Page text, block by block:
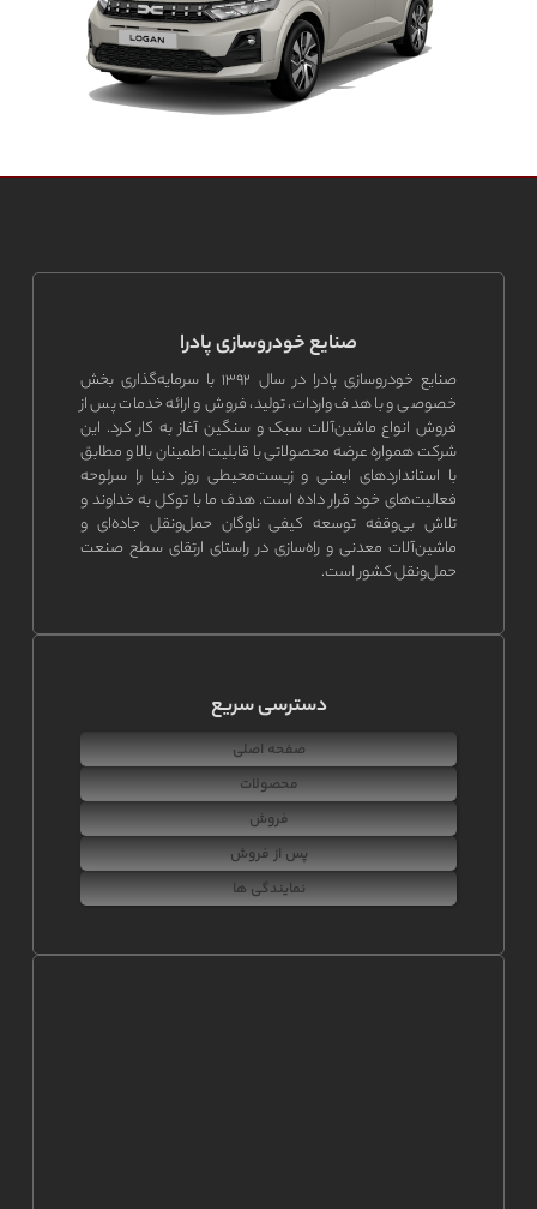
صنایع خودروسازی پادرا
صنایع خودروسازی پادرا در سال ۱۳۹۲ با سرمایه‌گذاری بخش
خصوصی و با هدف واردات، تولید، فروش و ارائه خدمات پس از
فروش انواع ماشین‌آلات سبک و سنگین آغاز به کار کرد. این
شرکت همواره عرضه محصولاتی با قابلیت اطمینان بالا و مطابق
با استانداردهای ایمنی و زیست‌محیطی روز دنیا را سرلوحه
فعالیت‌های خود قرار داده است. هدف ما با توکل به خداوند و
تلاش بی‌وقفه توسعه کیفی ناوگان حمل‌ونقل جاده‌ای و
ماشین‌آلات معدنی و راه‌سازی در راستای ارتقای سطح صنعت
حمل‌ونقل کشور است.
دسترسی سریع
صفحه اصلی
محصولات
فروش
پس از فروش
نمایندگی ها